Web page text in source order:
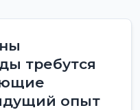
требутся
опыт